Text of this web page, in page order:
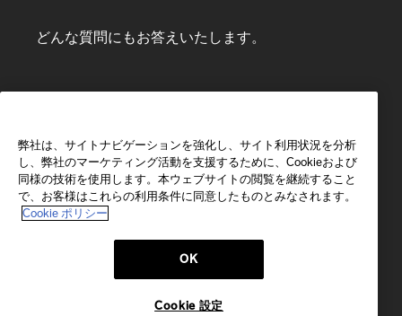
どんな質問にもお答えいたします。
0 120 20 01 85
対応時間： 月曜日-土曜日
10 am-8 pm
電話する
弊社は、サイトナビゲーションを強化し、サイト利用状況を分析
し、弊社のマーケティング活動を支援するために、Cookieおよび
同様の技術を使用します。本ウェブサイトの閲覧を継続すること
で、お客様はこれらの利用条件に同意したものとみなされます。
Cookie ポリシー
OK
Cookie 設定